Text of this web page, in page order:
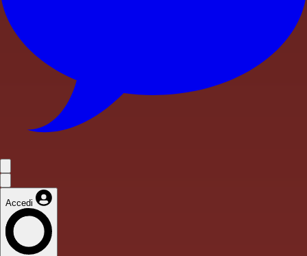
Accedi